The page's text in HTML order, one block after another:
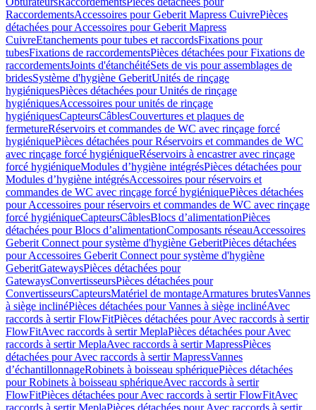
RaccordementsAccessoires pour Geberit Mapress CuivrePièces
détachées pour Accessoires pour Geberit Mapress
CuivreEtanchements pour tubes et raccordsFixations pour
tubesFixations de raccordementsPièces détachées pour Fixations de
raccordementsJoints d'étanchéitéSets de vis pour assemblages de
bridesSystème d'hygiène GeberitUnités de rinçage
hygiéniquesPièces détachées pour Unités de rinçage
hygiéniquesAccessoires pour unités de rinçage
hygiéniquesCapteursCâblesCouvertures et plaques de
fermetureRéservoirs et commandes de WC avec rinçage forcé
hygiéniquePièces détachées pour Réservoirs et commandes de WC
avec rinçage forcé hygiéniqueRéservoirs à encastrer avec rinçage
forcé hygiéniqueModules d’hygiène intégrésPièces détachées pour
Modules d’hygiène intégrésAccessoires pour réservoirs et
commandes de WC avec rinçage forcé hygiéniquePièces détachées
pour Accessoires pour réservoirs et commandes de WC avec rinçage
forcé hygiéniqueCapteursCâblesBlocs d’alimentationPièces
détachées pour Blocs d’alimentationComposants réseauAccessoires
Geberit Connect pour système d'hygiène GeberitPièces détachées
pour Accessoires Geberit Connect pour système d'hygiène
GeberitGatewaysPièces détachées pour
GatewaysConvertisseursPièces détachées pour
ConvertisseursCapteursMatériel de montageArmatures brutesVannes
à siège inclinéPièces détachées pour Vannes à siège inclinéAvec
raccords à sertir FlowFitPièces détachées pour Avec raccords à sertir
FlowFitAvec raccords à sertir MeplaPièces détachées pour Avec
raccords à sertir MeplaAvec raccords à sertir MapressPièces
détachées pour Avec raccords à sertir MapressVannes
d’échantillonnageRobinets à boisseau sphériquePièces détachées
pour Robinets à boisseau sphériqueAvec raccords à sertir
FlowFitPièces détachées pour Avec raccords à sertir FlowFitAvec
raccords à sertir MeplaPièces détachées pour Avec raccords à sertir